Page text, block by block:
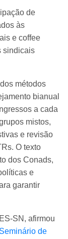
de
às
e coffee
sindicais
métodos
bianual
a cada
mistos,
e revisão
O texto
dos Conads,
e
garantir
SN, afirmou
Seminário de